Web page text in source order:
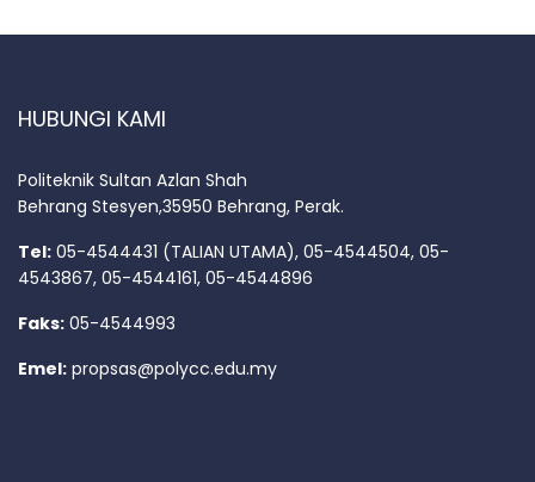
HUBUNGI KAMI
Politeknik Sultan Azlan Shah
Behrang Stesyen,35950 Behrang, Perak.
Tel: 05-4544431 (TALIAN UTAMA), 05-4544504, 05-
4543867, 05-4544161, 05-4544896
Faks: 05-4544993
Emel: propsas@polycc.edu.my